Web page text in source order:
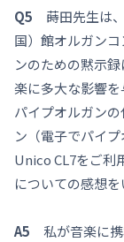
Q5 蒔田先生は
国）館オルガン
ンのための黙示
楽に多大な影響
パイプオルガン
ン（電子でパイ
Unico CL7をご利
についての感想
A5 私が音楽に